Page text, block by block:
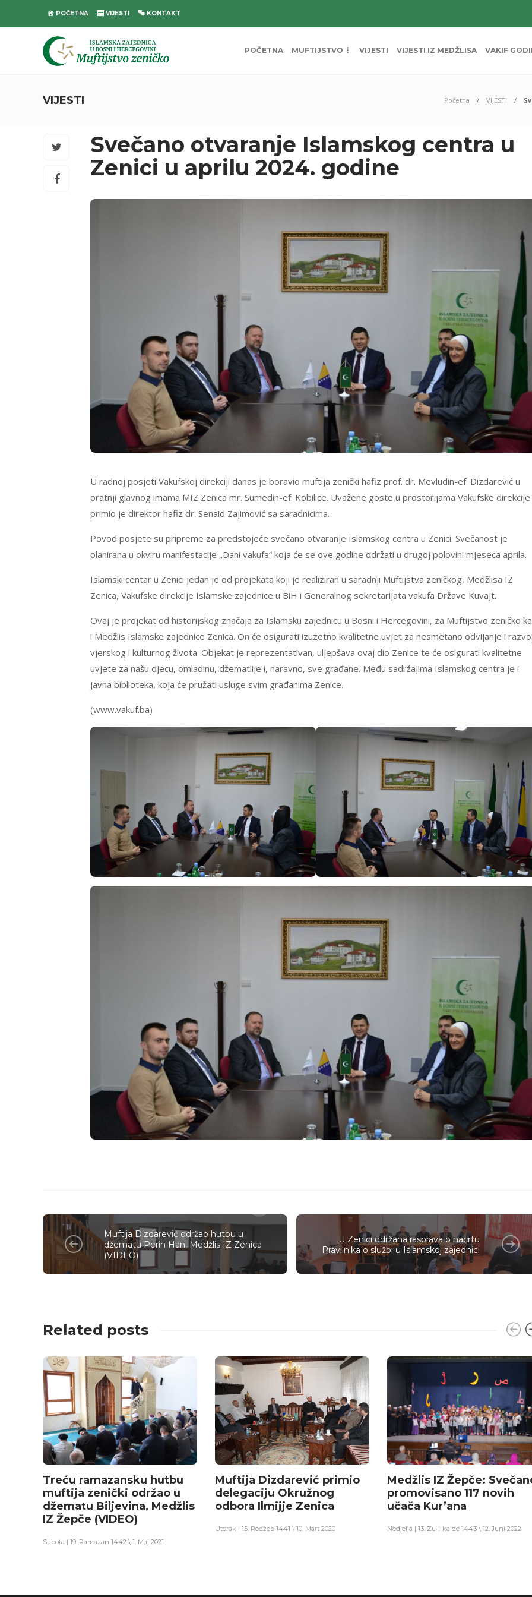
POČETNA VIJESTI KONTAKT
POČETNA MUFTIJSTVO VIJESTI VIJESTI IZ MEDŽLISA VAKIF
VIJESTI Početna VIJESTI
Svečano otvaranje Islamskog centra u
Zenici u aprilu 2024. godine
U radnoj posjeti Vakufskoj direkciji danas je boravio muftija zenički hafiz prof. dr. Mevludin-ef. Dizdarević u
pratnji glavnog imama MIZ Zenica mr. Sumedin-ef. Kobilice. Uvažene goste u prostorijama Vakufske direkcije
primio je direktor hafiz dr. Senaid Zajimović sa saradnicima.
Povod posjete su pripreme za predstojeće svečano otvaranje Islamskog centra u Zenici. Svečanost je
planirana u okviru manifestacije „Dani vakufa“ koja će se ove godine održati u drugoj polovini mjeseca aprila.
Islamski centar u Zenici jedan je od projekata koji je realiziran u saradnji Muftijstva zeničkog, Medžlisa IZ
Zenica, Vakufske direkcije Islamske zajednice u BiH i Generalnog sekretarijata vakufa Države Kuvajt.
Ovaj je projekat od historijskog značaja za Islamsku zajednicu u Bosni i Hercegovini, za Muftijstvo zeničko
i Medžlis Islamske zajednice Zenica. On će osigurati izuzetno kvalitetne uvjet za nesmetano odvijanje i
vjerskog i kulturnog života. Objekat je reprezentativan, uljepšava ovaj dio Zenice te će osigurati kvalitetne
uvjete za našu djecu, omladinu, džematlije i, naravno, sve građane. Među sadržajima Islamskog centra je i
javna biblioteka, koja će pružati usluge svim građanima Zenice.
(www.vakuf.ba)
Muftija Dizdarević održao hutbu u
džematu Perin Han, Medžlis IZ Zenica
(VIDEO)
U Zenici održana rasprava o nacrtu
Pravilnika o službi u Islamskoj zajednici
Related posts
Treću ramazansku hutbu
muftija zenički održao u
džematu Biljevina, Medžlis
IZ Žepče (VIDEO)
Subota | 19. Ramazan 1442 \ 1. Maj 2021
Muftija Dizdarević primio
delegaciju Okružnog
odbora Ilmijje Zenica
Utorak | 15. Redžeb 1441 \ 10. Mart 2020
Medžlis IZ Žepče:
promovisano 117 novih
učača Kur’ana
Nedjelja | 13. Zu-l-ka'de 1443 \ 12. Juni 2022